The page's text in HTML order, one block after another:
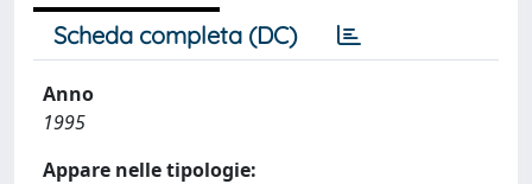
Scheda completa (DC)
Anno
1995
Appare nelle tipologie: